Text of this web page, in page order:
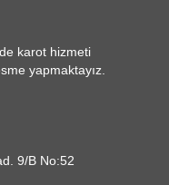
karot hizmeti
yapmaktayız.
9/B No:52